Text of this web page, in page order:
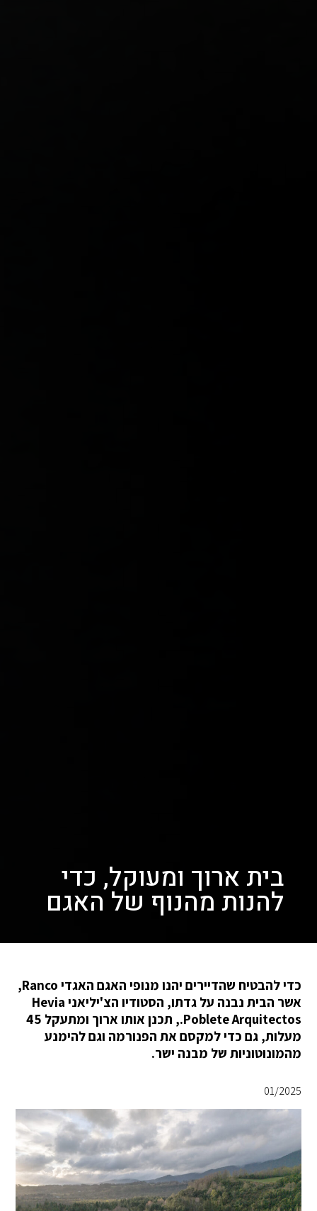
בית ארוך ומעוקל, כדי
להנות מהנוף של האגם
כדי להבטיח שהדיירים יהנו מנופי האגם האגדי Ranco,
אשר הבית נבנה על גדתו, הסטודיו הצ'יליאני Hevia
Poblete Arquitectos., תכנן אותו ארוך ומתעקל 45
מעלות, גם כדי למקסם את הפנורמה וגם להימנע
מהמונוטוניות של מבנה ישר.
01/2025